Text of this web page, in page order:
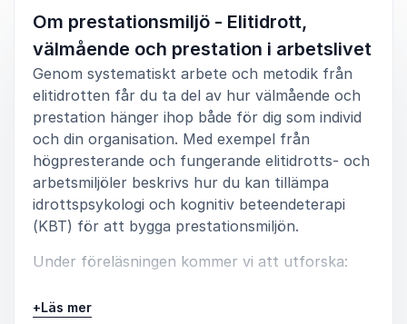
Om prestationsmiljö - Elitidrott,
välmående och prestation i arbetslivet
Genom systematiskt arbete och metodik från
elitidrotten får du ta del av hur välmående och
prestation hänger ihop både för dig som individ
och din organisation. Med exempel från
högpresterande och fungerande elitidrotts- och
arbetsmiljöler beskrivs hur du kan tillämpa
idrottspsykologi och kognitiv beteendeterapi
(KBT) för att bygga prestationsmiljön.
Under föreläsningen kommer vi att utforska:
Individens prestationsmiljö – faktorer som
+Läs mer